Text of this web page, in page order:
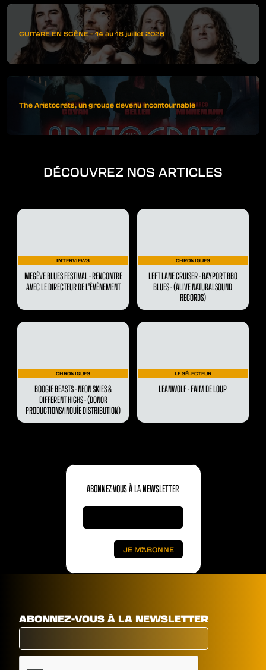
GUITARE EN SCÈNE - 14 au 18 juillet 2026
The Aristocrats, un groupe devenu incontournable
DÉCOUVREZ NOS ARTICLES
INTERVIEWS
MEGÈVE BLUES FESTIVAL - RENCONTRE
AVEC LE DIRECTEUR DE L'ÉVÉNEMENT
CHRONIQUES
LEFT LANE CRUISER - BAYPORT BBQ
BLUES - (ALIVE NATURALSOUND
RECORDS)
CHRONIQUES
BOOGIE BEASTS - NEON SKIES &
DIFFERENT HIGHS - (DONOR
PRODUCTIONS/INOUÏE DISTRIBUTION)
LE SÉLECTEUR
LEANWOLF - FAIM DE LOUP
ABONNEZ-VOUS À LA NEWSLETTER
ABONNEZ-VOUS À LA NEWSLETTER